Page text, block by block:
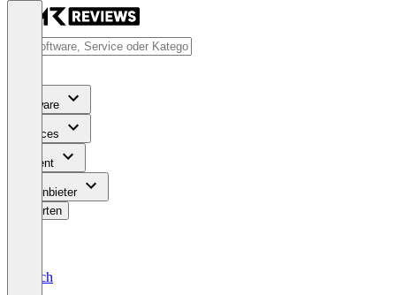
Software
Services
Content
Für Anbieter
Bewerten
Deutsch